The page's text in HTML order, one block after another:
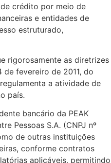
crédito por meio de
e entidades de
estruturado,
rigorosamente as diretrizes
de fevereiro de 2011, do
a atividade de
país.
bancário da PEAK
Pessoas S.A. (CNPJ nº
de outras instituições
conforme contratos
aplicáveis, permitindo